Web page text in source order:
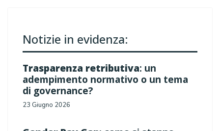
Notizie in evidenza:
Trasparenza retributiva: un
adempimento normativo o un tema
di governance?
23 Giugno 2026